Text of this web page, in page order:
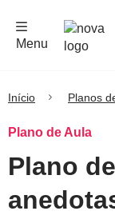
Menu
Início Planos
Plano de Aula
Plano